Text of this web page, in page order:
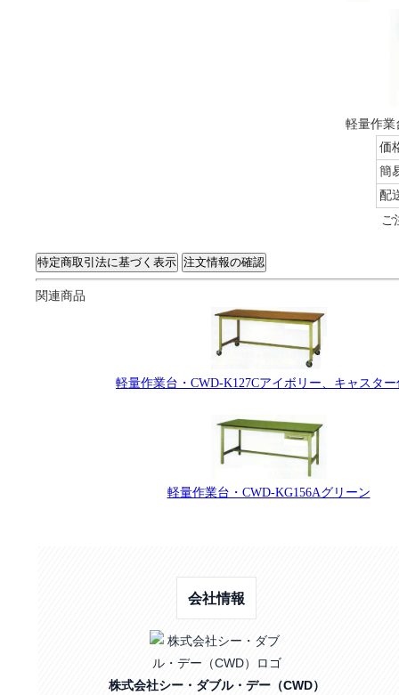
軽量作業
価
簡
配
ご
関連商品
軽量作業台・CWD-K127Cアイボリー、キャスタ
軽量作業台・CWD-KG156Aグリーン
会社情報
株式会社シー・ダブル・デー（CWD）